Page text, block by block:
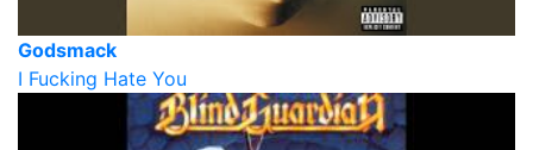
Godsmack
I Fucking Hate You